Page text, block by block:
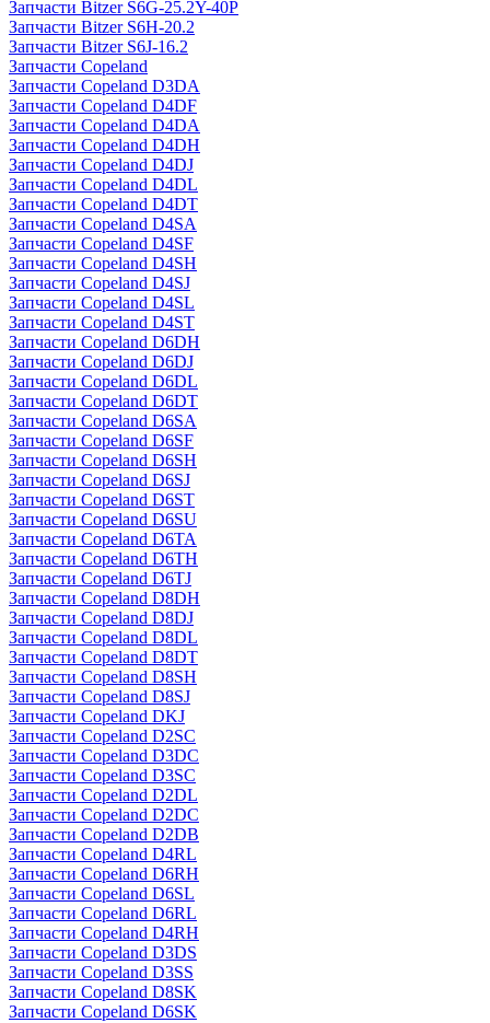
Запчасти Bitzer S6G-25.2Y-40P
Запчасти Bitzer S6H-20.2
Запчасти Bitzer S6J-16.2
Запчасти Copeland
Запчасти Copeland D3DA
Запчасти Copeland D4DF
Запчасти Copeland D4DA
Запчасти Copeland D4DH
Запчасти Copeland D4DJ
Запчасти Copeland D4DL
Запчасти Copeland D4DT
Запчасти Copeland D4SA
Запчасти Copeland D4SF
Запчасти Copeland D4SH
Запчасти Copeland D4SJ
Запчасти Copeland D4SL
Запчасти Copeland D4ST
Запчасти Copeland D6DH
Запчасти Copeland D6DJ
Запчасти Copeland D6DL
Запчасти Copeland D6DT
Запчасти Copeland D6SA
Запчасти Copeland D6SF
Запчасти Copeland D6SH
Запчасти Copeland D6SJ
Запчасти Copeland D6ST
Запчасти Copeland D6SU
Запчасти Copeland D6TA
Запчасти Copeland D6TH
Запчасти Copeland D6TJ
Запчасти Copeland D8DH
Запчасти Copeland D8DJ
Запчасти Copeland D8DL
Запчасти Copeland D8DT
Запчасти Copeland D8SH
Запчасти Copeland D8SJ
Запчасти Copeland DKJ
Запчасти Copeland D2SC
Запчасти Copeland D3DC
Запчасти Copeland D3SC
Запчасти Copeland D2DL
Запчасти Copeland D2DC
Запчасти Copeland D2DB
Запчасти Copeland D4RL
Запчасти Copeland D6RH
Запчасти Copeland D6SL
Запчасти Copeland D6RL
Запчасти Copeland D4RH
Запчасти Copeland D3DS
Запчасти Copeland D3SS
Запчасти Copeland D8SK
Запчасти Copeland D6SK